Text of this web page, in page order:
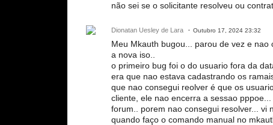
não sei se o solicitante resolveu ou
Dionatan Uesley de Lara Outubro 17, 2024 23:32
Meu Mkauth bugou... parou de vez e
a nova iso..
o primeiro bug foi o do usuario fora da
era que nao estava cadastrando os
que nao consegui reolver é que os
cliente, ele nao encerra a sessao
forum.. porem nao consegui resolver... vi
quando faço o comando manual no